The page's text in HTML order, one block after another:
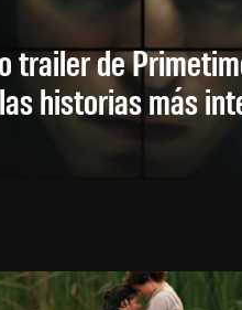
trailer de
historias más